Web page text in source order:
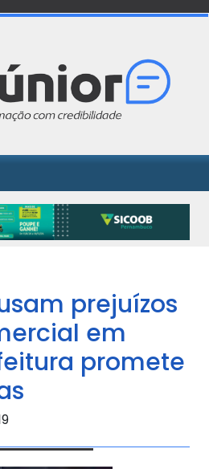
prejuízos
em
promete